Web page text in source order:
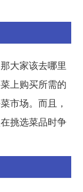
大家该去哪里
上购买所需的
市场。而且，
挑选菜品时争